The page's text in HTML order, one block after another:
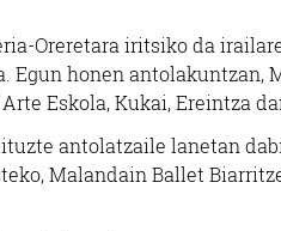
Oreretara iritsiko da
Egun honen
Eskola, Kukai, Ereintza
antolatzaile lanetan
Malandain Ballet